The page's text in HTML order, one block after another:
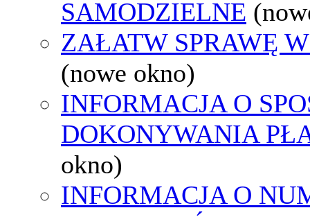
SAMODZIELNE
ZAŁATW SPRAWĘ
(nowe okno)
INFORMACJA O
DOKONYWANIA
okno)
INFORMACJA O